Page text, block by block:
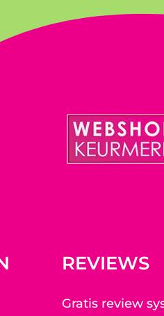
REVIEWS
Gratis review